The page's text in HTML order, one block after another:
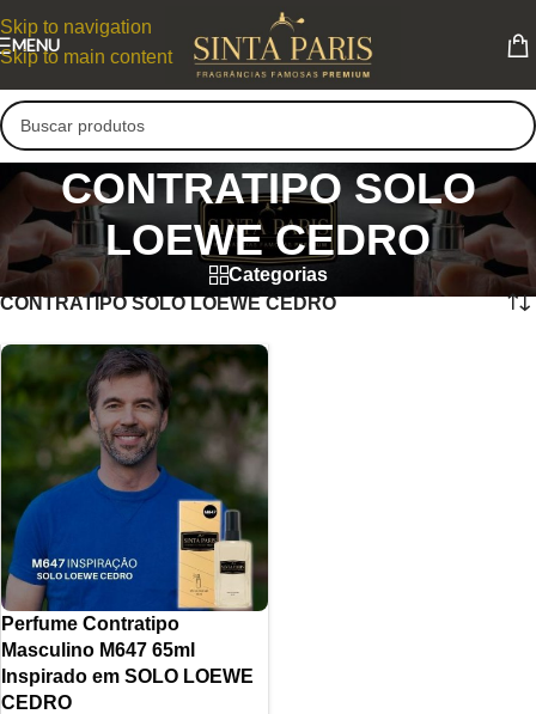
Skip to navigation
Skip to main content
MENU
CONTRATIPO SOLO
LOEWE CEDRO
Categorias
CONTRATIPO SOLO LOEWE CEDRO
Perfume Contratipo
Masculino M647 65ml
Inspirado em SOLO LOEWE
CEDRO